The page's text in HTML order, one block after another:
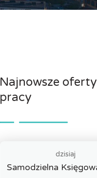
Najnowsze oferty
pracy
dzisiaj